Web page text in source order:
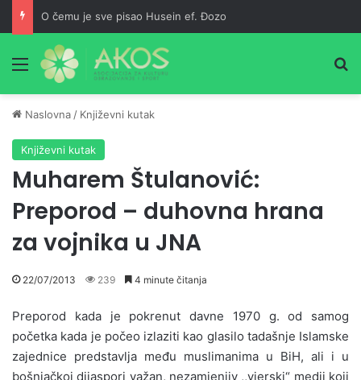
O čemu je sve pisao Husein ef. Đozo
Meni
Naslovna / Književni kutak
Književni kutak
Muharem Štulanović:
Preporod – duhovna hrana
za vojnika u JNA
22/07/2013 239 4 minute čitanja
Preporod kada je pokrenut davne 1970 g. od samog
početka kada je počeo izlaziti kao glasilo tadašnje Islamske
zajednice predstavlja među muslimanima u BiH, ali i u
bošnjačkoj dijaspori važan, nezamjenjiv ,,vjerski“ medij koji